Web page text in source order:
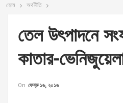
হোম অর্থনীতি
তেল উৎপাদনে
কাতার-
On ফেব্রু ১৬, ২০১৬